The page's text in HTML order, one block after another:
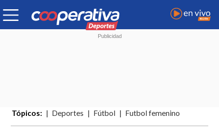
Tópicos: Deportes Fútbol Futbol femenino